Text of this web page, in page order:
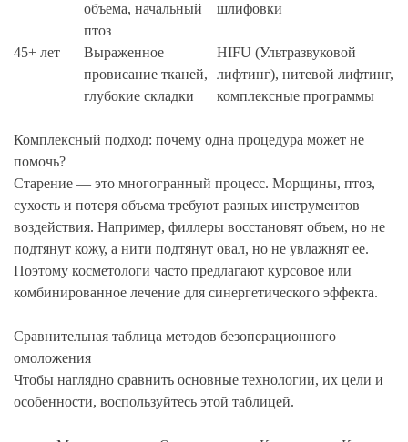
объема, начальный
птоз
шлифовки
45+ лет
Выраженное
провисание тканей,
глубокие складки
HIFU (Ультразвуковой
лифтинг), нитевой лифтинг,
комплексные программы
Комплексный подход: почему одна процедура может не
помочь?
Старение — это многогранный процесс. Морщины, птоз,
сухость и потеря объема требуют разных инструментов
воздействия. Например, филлеры восстановят объем, но не
подтянут кожу, а нити подтянут овал, но не увлажнят ее.
Поэтому косметологи часто предлагают курсовое или
комбинированное лечение для синергетического эффекта.
Сравнительная таблица методов безоперационного
омоложения
Чтобы наглядно сравнить основные технологии, их цели и
особенности, воспользуйтесь этой таблицей.